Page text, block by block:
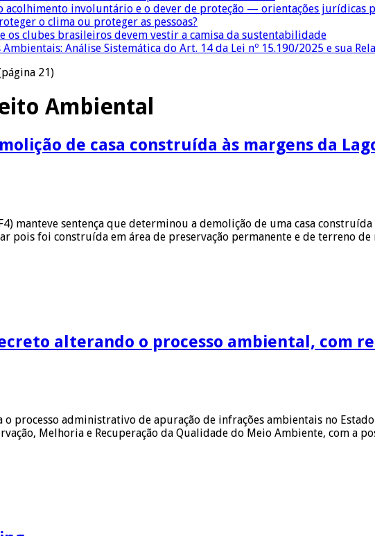
acolhimento involuntário e o dever de proteção — orientações jurídicas
o clima ou proteger as pessoas?
os clubes brasileiros devem vestir a camisa da sustentabilidade
Análise Sistemática do Art. 14 da Lei nº 15.190/2025 e sua
21)
Ambiental
de casa construída às margens da
manteve sentença que determinou a demolição de uma casa
pois foi construída em área de preservação permanente e de terreno
alterando o processo ambiental, com
processo administrativo de apuração de infrações ambientais no
Melhoria e Recuperação da Qualidade do Meio Ambiente, com a